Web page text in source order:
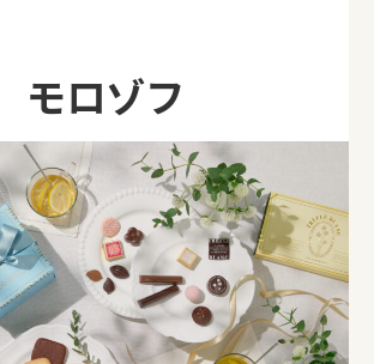
モロゾフ